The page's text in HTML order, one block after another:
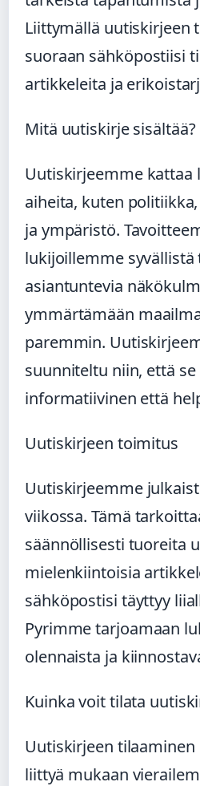
Liittymällä uutiskirjeen
suoraan sähköpostiisi
artikkeleita ja
Mitä uutiskirje sisältää?
Uutiskirjeemme kattaa
aiheita, kuten
ja ympäristö.
lukijoillemme syvällistä
asiantuntevia
ymmärtämään
paremmin.
suunniteltu niin, että se
informatiivinen että
Uutiskirjeen toimitus
Uutiskirjeemme
viikossa. Tämä
säännöllisesti tuoreita
mielenkiintoisia
sähköpostisi täyttyy
Pyrimme tarjoamaan
olennaista ja
Kuinka voit tilata
Uutiskirjeen tilaaminen
liittyä mukaan